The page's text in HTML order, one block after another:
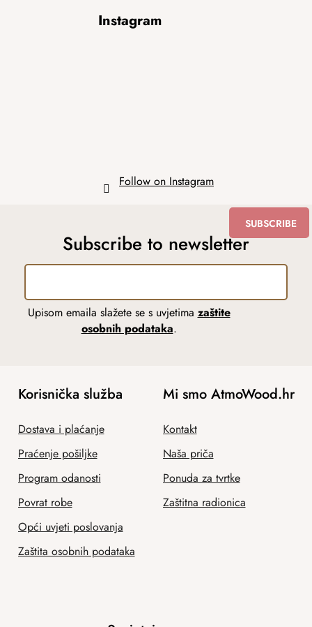
Instagram
Follow on Instagram
Subscribe to newsletter
Upisom emaila slažete se s uvjetima zaštite
osobnih podataka.
SUBSCRIBE
Korisnička služba
Dostava i plaćanje
Praćenje pošiljke
Program odanosti
Povrat robe
Opći uvjeti poslovanja
Zaštita osobnih podataka
Mi smo AtmoWood.hr
Kontakt
Naša priča
Ponuda za tvrtke
Zaštitna radionica